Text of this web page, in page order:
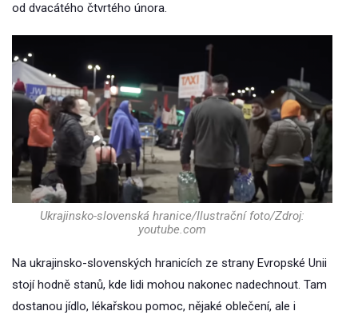
od dvacátého čtvrtého února.
Ukrajinsko-slovenská hranice/Ilustrační foto/Zdroj:
youtube.com
Na ukrajinsko-slovenských hranicích ze strany Evropské Unii
stojí hodně stanů, kde lidi mohou nakonec nadechnout. Tam
dostanou jídlo, lékařskou pomoc, nějaké oblečení, ale i